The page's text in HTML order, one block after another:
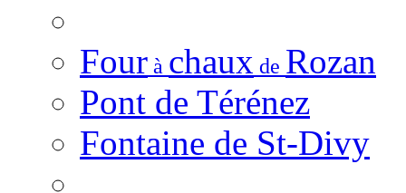
Four à chaux de Rozan
Pont de Térénez
Fontaine de St-Divy